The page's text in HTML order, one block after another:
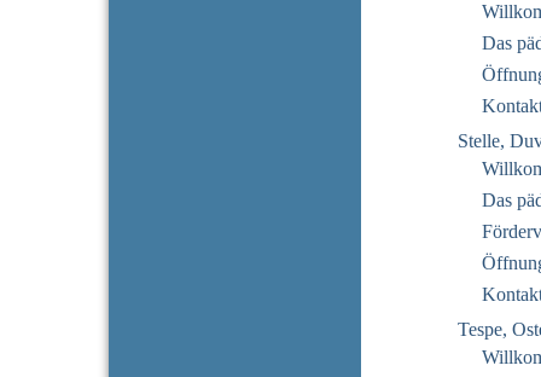
Das
Stelle,
Das
Tespe,